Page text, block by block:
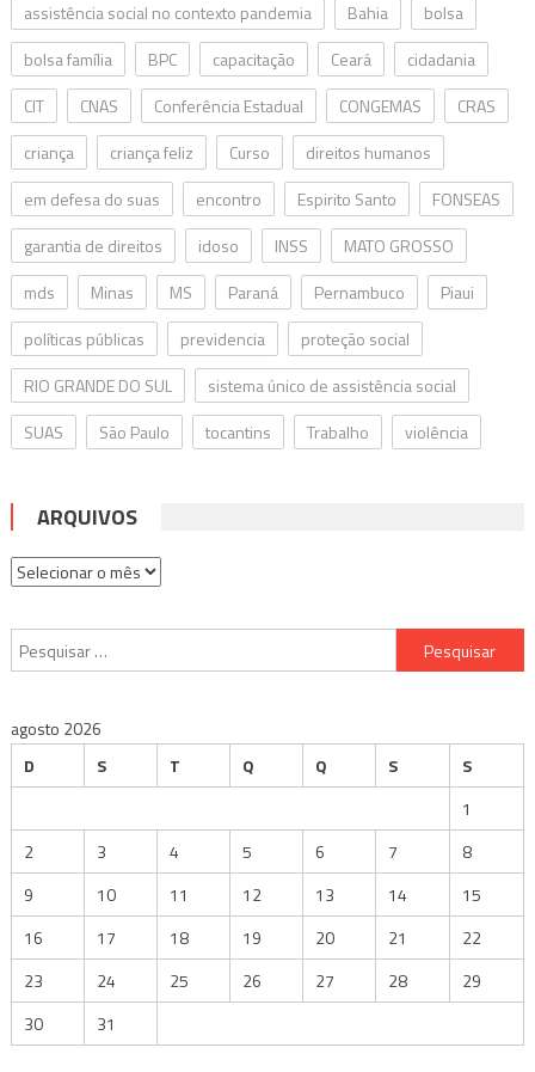
assistência social no contexto pandemia
Bahia
bolsa
bolsa família
BPC capacitação Ceará
cidadania
CIT
CNAS Conferência Estadual CONGEMAS
CRAS
criança
criança feliz Curso
direitos humanos
em defesa do suas
encontro Espirito Santo
FONSEAS
garantia de direitos
idoso INSS
MATO GROSSO
mds
Minas MS Paraná Pernambuco
Piaui
políticas públicas
previdencia
proteção social
RIO GRANDE DO SUL
sistema único de assistência social
SUAS
São Paulo tocantins Trabalho violência
ARQUIVOS
Arquivos
Pesquisar
por:
agosto 2026
D
S T Q Q S
S
1
2
3 4 5 6 7
8
9
10 11 12 13 14
15
16
17 18 19 20 21
22
23
24 25 26 27 28
29
30
31